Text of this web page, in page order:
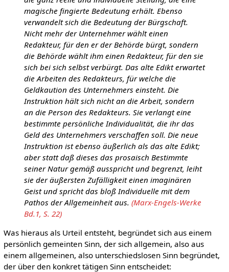
magische fingierte Bedeutung erhält. Ebenso
verwandelt sich die Bedeutung der Bürgschaft.
Nicht mehr der Unternehmer wählt einen
Redakteur, für den er der Behörde bürgt, sondern
die Behörde wählt ihm einen Redakteur, für den sie
sich bei sich selbst verbürgt. Das alte Edikt erwartet
die Arbeiten des Redakteurs, für welche die
Geldkaution des Unternehmers einsteht. Die
Instruktion hält sich nicht an die Arbeit, sondern
an die Person des Redakteurs. Sie verlangt eine
bestimmte persönliche Individualität, die ihr das
Geld des Unternehmers verschaffen soll. Die neue
Instruktion ist ebenso äußerlich als das alte Edikt;
aber statt daß dieses das prosaisch Bestimmte
seiner Natur gemäß ausspricht und begrenzt, leiht
sie der äußersten Zufälligkeit einen imaginären
Geist und spricht das bloß Individuelle mit dem
Pathos der Allgemeinheit aus. (Marx-Engels-Werke
Bd.1, S. 22)
Was hieraus als Urteil entsteht, begründet sich aus einem
persönlich gemeinten Sinn, der sich allgemein, also aus
einem allgemeinen, also unterschiedslosen Sinn begründet,
der über den konkret tätigen Sinn entscheidet: